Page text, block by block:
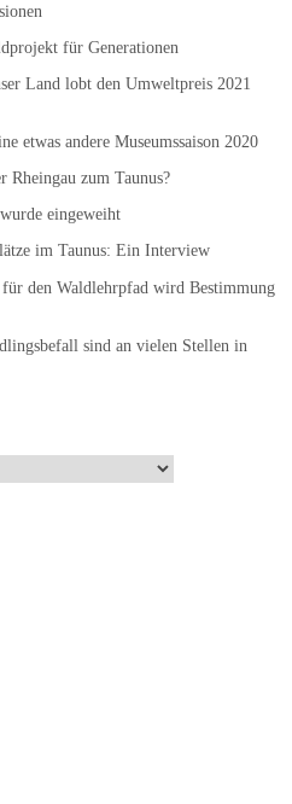
für Generationen
Land lobt den Umweltpreis 2021
etwas andere Museumssaison 2020
Rheingau zum Taunus?
eingeweiht
im Taunus: Ein Interview
den Waldlehrpfad wird Bestimmung
sind an vielen Stellen in